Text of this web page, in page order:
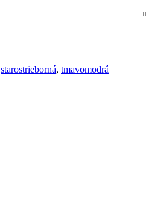
starostrieborná, tmavomodrá